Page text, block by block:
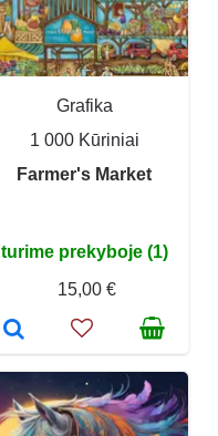
Grafika
1 000 Kūriniai
Farmer's Market
turime prekyboje (1)
15,00 €